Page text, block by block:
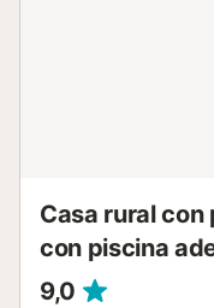
Casa rural con
con piscina
9,0